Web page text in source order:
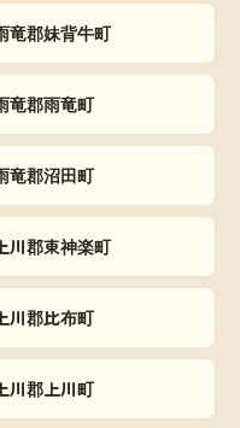
竜郡妹背牛町
竜郡雨竜町
竜郡沼田町
川郡東神楽町
川郡比布町
川郡上川町